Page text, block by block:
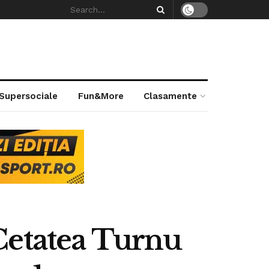
Fun&More Clasamente
Turnu